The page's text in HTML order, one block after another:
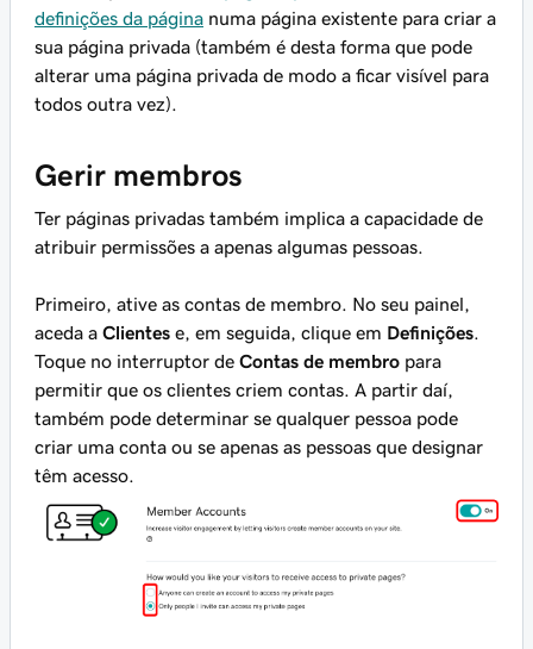
definições da página numa página existente para criar a
sua página privada (também é desta forma que pode
alterar uma página privada de modo a ficar visível para
todos outra vez).
Gerir membros
Ter páginas privadas também implica a capacidade de
atribuir permissões a apenas algumas pessoas.
Primeiro, ative as contas de membro. No seu painel,
aceda a Clientes e, em seguida, clique em Definições
Toque no interruptor de Contas de membro para
permitir que os clientes criem contas. A partir daí,
também pode determinar se qualquer pessoa pode
criar uma conta ou se apenas as pessoas que designar
têm acesso.